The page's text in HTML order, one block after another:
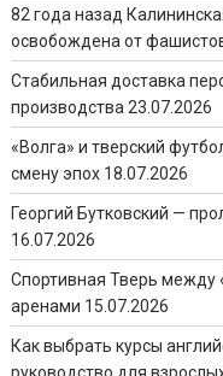
82 года назад
освобождена от
Стабильная доставка
производства 23.07.2026
«Волга» и тверский
смену эпох 18.07.2026
Георгий Бутковский —
16.07.2026
Спортивная Тверь
аренами 15.07.2026
Как выбрать курсы